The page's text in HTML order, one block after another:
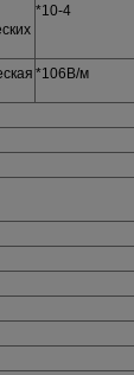
*10-4
*106В/м